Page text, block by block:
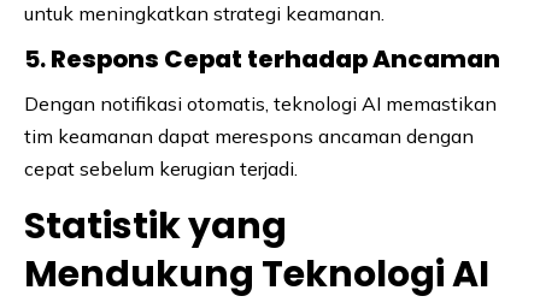
untuk meningkatkan strategi keamanan.
5.Respons Cepat terhadap Ancaman
Dengan notifikasi otomatis, teknologi AI memastikan
tim keamanan dapat merespons ancaman dengan
cepat sebelum kerugian terjadi.
Statistik yang
Mendukung Teknologi AI